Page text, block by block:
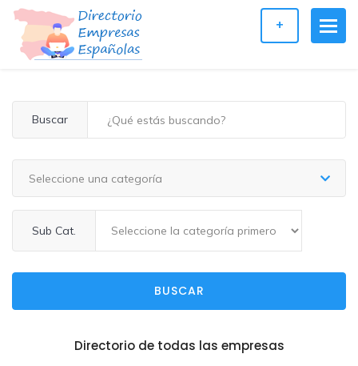
+
Buscar
Seleccione una categoría
Sub Cat.
BUSCAR
Directorio de todas las empresas